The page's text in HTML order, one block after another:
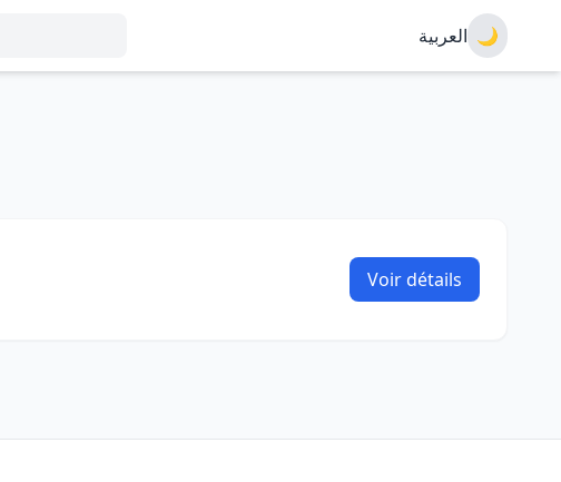
العربية 🌙
Voir détails